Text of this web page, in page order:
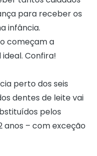
para receber os
infância.
começam a
Confira!
perto dos seis
dentes de leite vai
pelos
anos – com exceção